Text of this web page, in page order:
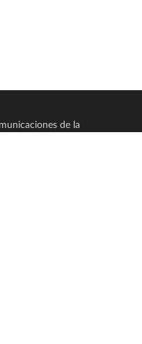
de la